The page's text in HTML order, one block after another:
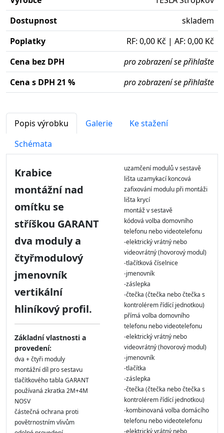
Dostupnost
skladem
Poplatky
RF: 0,00 Kč | AF: 0,00 Kč
Cena bez DPH
pro zobrazení se přihlašte
Cena s DPH 21 %
pro zobrazení se přihlašte
Popis výrobku Galerie
Ke stažení
Schémata
Krabice
montážní nad
omítku se
stříškou GARANT
dva moduly a
čtyřmodulový
jmenovník
vertikální
hliníkový profil.
Základní vlastnosti a
provedení:
dva + čtyři moduly
montážní díl pro sestavu
tlačítkového tabla GARANT
používaná zkratka 2M+4M
NOSV
částečná ochrana proti
povětrnostním vlivům
uzamčení modulů v sestavě
lišta uzamykací koncová
zafixování modulu při montáži
lišta krycí
montáž v sestavě
kódová volba domovního
telefonu nebo videotelefonu
-elektrický vrátný nebo
videovrátný (hovorový modul)
-tlačítková číselnice
-jmenovník
-záslepka
-čtečka (čtečka nebo čtečka s
kontrolérem řídící jednotkou)
přímá volba domovního
telefonu nebo videotelefonu
-elektrický vrátný nebo
videovrátný (hovorový modul)
-jmenovník
-tlačítka
-záslepka
-čtečka (čtečka nebo čtečka s
kontrolérem řídící jednotkou)
-kombinovaná volba domácího
telefonu nebo videotelefonu